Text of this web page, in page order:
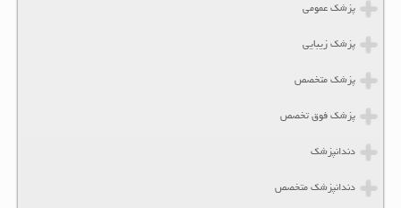
پزشک عمومی
پزشک زیبایی
پزشک متخصص
پزشک فوق تخصص
دندانپزشک
دندانپزشک متخصص